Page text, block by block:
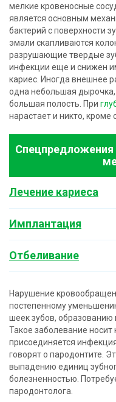
мелкие кровеносные
является основным
бактерий с поверхности
эмали скапливаются
разрушающие твердые
инфекции еще и снижен
кариес. Иногда внешнее
одна небольшая
большая полость. При
нарастает и никто,
Спецпредложения
Лечение кариеса
Имплантация
Отбеливание
Нарушение
постепенному
шеек зубов,
Такое заболевание
присоединяется
говорят о пародонтите.
выпадению единиц
болезненностью.
пародонтолога.